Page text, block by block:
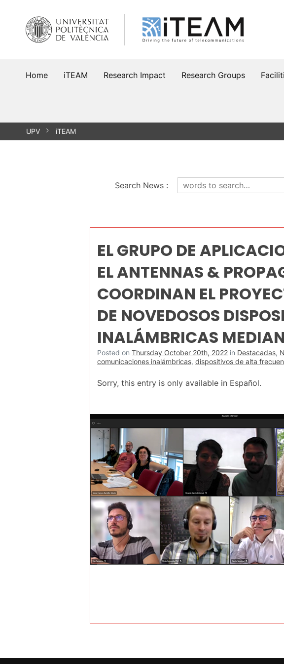
content
Home iTEAM Research Impact Research Groups
UPV iTEAM
Search News:
EL GRUPO DE
EL ANTENNAS &
COORDINAN EL
DE NOVEDOSOS
INALÁMBRICAS
Posted on Thursday October 20th, 2022 in Destacadas,
comunicaciones inalámbricas, dispositivos de alta
Sorry, this entry is only available in Español.